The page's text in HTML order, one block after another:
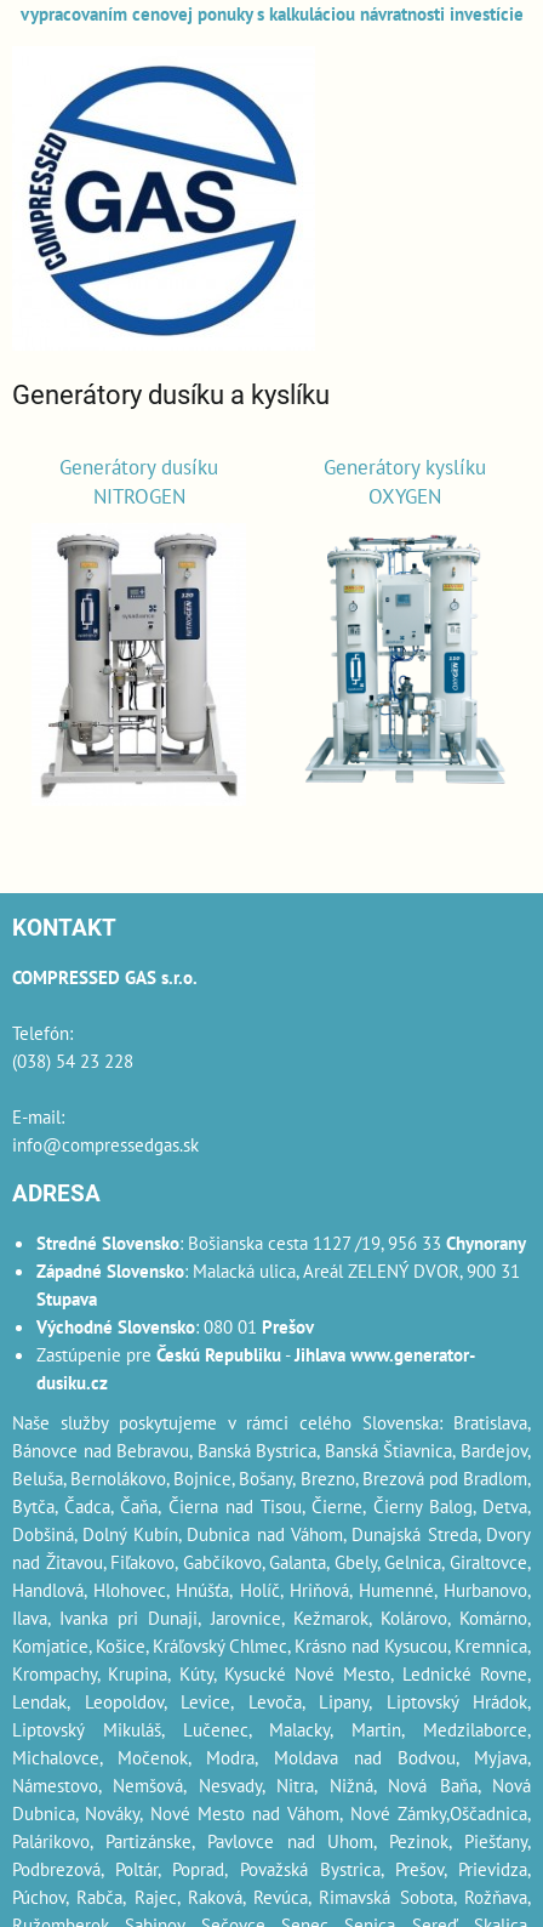
vypracovaním cenovej ponuky s kalkuláciou návratnosti investície
Generátory dusíku a kyslíku
Generátory dusíku
NITROGEN
Generátory kyslíku
OXYGEN
KONTAKT
COMPRESSED GAS s.r.o.
Telefón:
(038) 54 23 228
E-mail:
info@compressedgas.sk
ADRESA
Stredné Slovensko: Bošianska cesta 1127 /19, 956 33 Chynorany
Západné Slovensko: Malacká ulica, Areál ZELENÝ DVOR, 900 31
Stupava
Východné Slovensko: 080 01 Prešov
Zastúpenie pre Českú Republiku -Jihlava www.generator-
dusiku.cz
Naše služby poskytujeme v rámci celého Slovenska: Bratislava,
Bánovce nad Bebravou, Banská Bystrica, Banská Štiavnica, Bardejov,
Beluša, Bernolákovo, Bojnice, Bošany, Brezno, Brezová pod Bradlom,
Bytča, Čadca, Čaňa, Čierna nad Tisou, Čierne, Čierny Balog, Detva,
Dobšiná, Dolný Kubín, Dubnica nad Váhom, Dunajská Streda, Dvory
nad Žitavou, Fiľakovo, Gabčíkovo, Galanta, Gbely, Gelnica, Giraltovce,
Handlová, Hlohovec, Hnúšťa, Holíč, Hriňová, Humenné, Hurbanovo,
Ilava, Ivanka pri Dunaji, Jarovnice, Kežmarok, Kolárovo, Komárno,
Komjatice, Košice, Kráľovský Chlmec, Krásno nad Kysucou, Kremnica,
Krompachy, Krupina, Kúty, Kysucké Nové Mesto, Lednické Rovne,
Lendak, Leopoldov, Levice, Levoča, Lipany, Liptovský Hrádok,
Liptovský Mikuláš, Lučenec, Malacky, Martin, Medzilaborce,
Michalovce, Močenok, Modra, Moldava nad Bodvou, Myjava,
Námestovo, Nemšová, Nesvady, Nitra, Nižná, Nová Baňa, Nová
Dubnica, Nováky, Nové Mesto nad Váhom, Nové Zámky,Oščadnica,
Palárikovo, Partizánske, Pavlovce nad Uhom, Pezinok, Piešťany,
Podbrezová, Poltár, Poprad, Považská Bystrica, Prešov, Prievidza,
Púchov, Rabča, Rajec, Raková, Revúca, Rimavská Sobota, Rožňava,